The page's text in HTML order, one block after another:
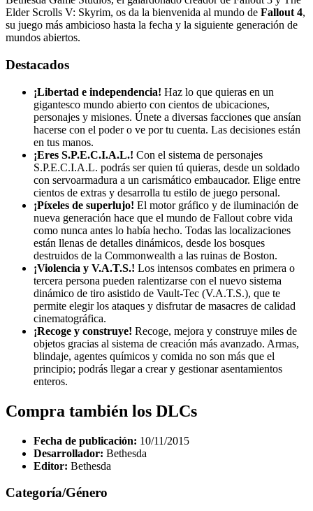
Elder Scrolls V: Skyrim, os da la bienvenida al mundo de Fallout 4,
su juego más ambicioso hasta la fecha y la siguiente generación de
mundos abiertos.
Destacados
¡Libertad e independencia! Haz lo que quieras en un
gigantesco mundo abierto con cientos de ubicaciones,
personajes y misiones. Únete a diversas facciones que ansían
hacerse con el poder o ve por tu cuenta. Las decisiones están
en tus manos.
¡Eres S.P.E.C.I.A.L.! Con el sistema de personajes
S.P.E.C.I.A.L. podrás ser quien tú quieras, desde un soldado
con servoarmadura a un carismático embaucador. Elige entre
cientos de extras y desarrolla tu estilo de juego personal.
¡Píxeles de superlujo! El motor gráfico y de iluminación de
nueva generación hace que el mundo de Fallout cobre vida
como nunca antes lo había hecho. Todas las localizaciones
están llenas de detalles dinámicos, desde los bosques
destruidos de la Commonwealth a las ruinas de Boston.
¡Violencia y V.A.T.S.! Los intensos combates en primera o
tercera persona pueden ralentizarse con el nuevo sistema
dinámico de tiro asistido de Vault-Tec (V.A.T.S.), que te
permite elegir los ataques y disfrutar de masacres de calidad
cinematográfica.
¡Recoge y construye! Recoge, mejora y construye miles de
objetos gracias al sistema de creación más avanzado. Armas,
blindaje, agentes químicos y comida no son más que el
principio; podrás llegar a crear y gestionar asentamientos
enteros.
Compra también los DLCs
Fecha de publicación: 10/11/2015
Desarrollador: Bethesda
Editor: Bethesda
Categoría/Género